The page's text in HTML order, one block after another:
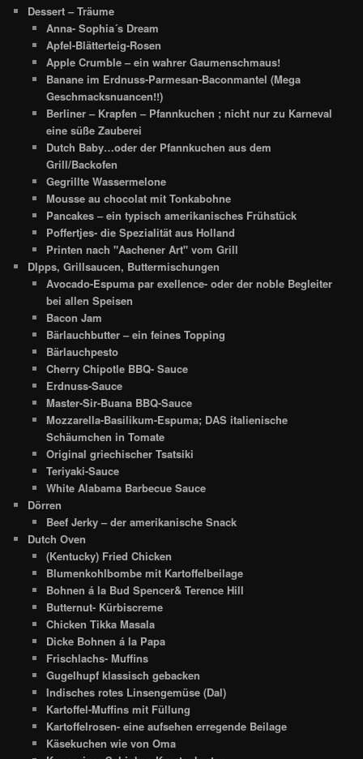
Dessert – Träume
Anna- Sophia´s Dream
Apfel-Blätterteig-Rosen
Apple Crumble – ein wahrer Gaumenschmaus!
Banane im Erdnuss-Parmesan-Baconmantel (Mega
Geschmacksnuancen!!)
Berliner – Krapfen – Pfannkuchen ; nicht nur zu Karneval
eine süße Zauberei
Dutch Baby…oder der Pfannkuchen aus dem
Grill/Backofen
Gegrillte Wassermelone
Mousse au chocolat mit Tonkabohne
Pancakes – ein typisch amerikanisches Frühstück
Poffertjes- die Spezialität aus Holland
Printen nach "Aachener Art" vom Grill
DIpps, Grillsaucen, Buttermischungen
Avocado-Espuma par exellence- oder der noble Begleiter
bei allen Speisen
Bacon Jam
Bärlauchbutter – ein feines Topping
Bärlauchpesto
Cherry Chipotle BBQ- Sauce
Erdnuss-Sauce
Master-Sir-Buana BBQ-Sauce
Mozzarella-Basilikum-Espuma; DAS italienische
Schäumchen in Tomate
Original griechischer Tsatsiki
Teriyaki-Sauce
White Alabama Barbecue Sauce
Dörren
Beef Jerky – der amerikanische Snack
Dutch Oven
(Kentucky) Fried Chicken
Blumenkohlbombe mit Kartoffelbeilage
Bohnen á la Bud Spencer& Terence Hill
Butternut- Kürbiscreme
Chicken Tikka Masala
Dicke Bohnen á la Papa
Frischlachs- Muffins
Gugelhupf klassisch gebacken
Indisches rotes Linsengemüse (Dal)
Kartoffel-Muffins mit Füllung
Kartoffelrosen- eine aufsehen erregende Beilage
Käsekuchen wie von Oma